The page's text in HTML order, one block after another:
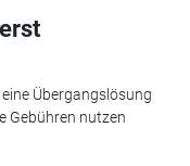
Übergangslösung
Gebühren nutzen